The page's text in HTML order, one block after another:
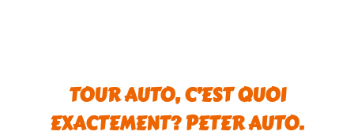
TOUR AUTO, C’EST QUOI
EXACTEMENT? PETER AUTO.